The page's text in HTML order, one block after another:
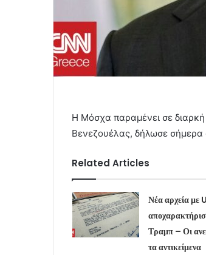
Η Μόσχα παραμένει σε
Βενεζουέλας, δήλωσε
Related Articles
Νέα αρχεία με
Τραμπ – Οι
τα αντικείμενα